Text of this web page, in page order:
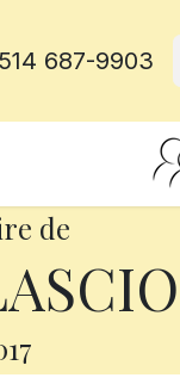
514 687-9903
de